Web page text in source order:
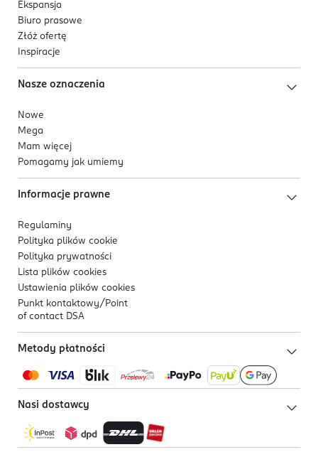
Ekspansja
Biuro prasowe
Złóż ofertę
Inspiracje
Nasze oznaczenia
Nowe
Mega
Mam więcej
Pomagamy jak umiemy
Informacje prawne
Regulaminy
Polityka plików cookie
Polityka prywatności
Lista plików cookies
Ustawienia plików cookies
Punkt kontaktowy/ Point
of contact DSA
Metody płatności
Nasi dostawcy